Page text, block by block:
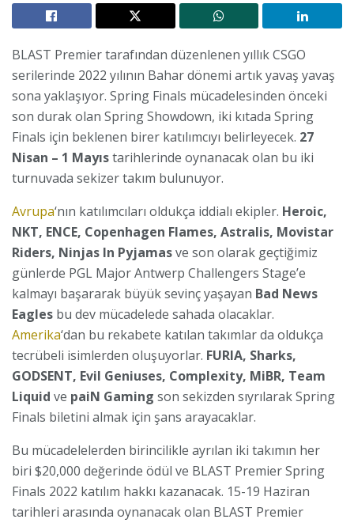
BLAST Premier tarafından düzenlenen yıllık CSGO
serilerinde 2022 yılının Bahar dönemi artık yavaş yavaş
sona yaklaşıyor. Spring Finals mücadelesinden önceki
son durak olan Spring Showdown, iki kıtada Spring
Finals için beklenen birer katılımcıyı belirleyecek. 27
Nisan – 1 Mayıstarihlerinde oynanacak olan bu iki
turnuvada sekizer takım bulunuyor.
Avrupa‘nın katılımcıları oldukça iddialı ekipler. Heroic,
NKT, ENCE, Copenhagen Flames, Astralis, Movistar
Riders, Ninjas In Pyjamasve son olarak geçtiğimiz
günlerde PGL Major Antwerp Challengers Stage’e
kalmayı başararak büyük sevinç yaşayan Bad News
Eagles bu dev mücadelede sahada olacaklar.
Amerika‘dan bu rekabete katılan takımlar da oldukça
tecrübeli isimlerden oluşuyorlar. FURIA, Sharks,
GODSENT, Evil Geniuses, Complexity, MiBR, Team
Liquid ve paiN Gaming son sekizden sıyrılarak Spring
Finals biletini almak için şans arayacaklar.
Bu mücadelelerden birincilikle ayrılan iki takımın her
biri $20,000 değerinde ödül ve BLAST Premier Spring
Finals 2022 katılım hakkı kazanacak. 15-19 Haziran
tarihleri arasında oynanacak olan BLAST Premier